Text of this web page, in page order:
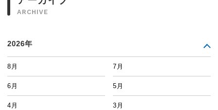
ARCHIVE
2026年
8月 7月
6月 5月
4月 3月